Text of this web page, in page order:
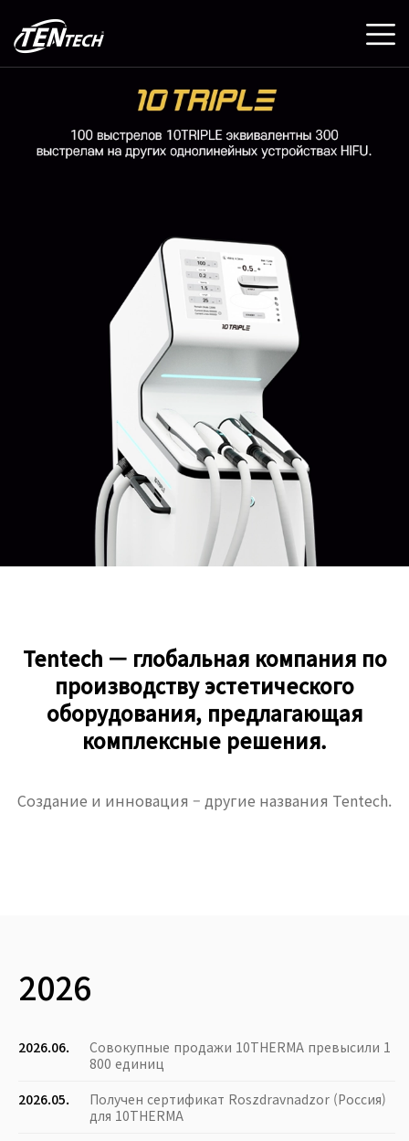
Tentech — глобальная компания по
производству эстетического
оборудования, предлагающая
комплексные решения.
Создание и инновация – другие названия Tentech.
2026
2026.06.
Совокупные продажи 10THERMA превысили 1
800 единиц
2026.05.
Получен сертификат Roszdravnadzor (Россия)
для 10THERMA